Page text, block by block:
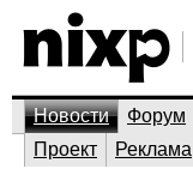
Новости Форум
Проект
Реклама